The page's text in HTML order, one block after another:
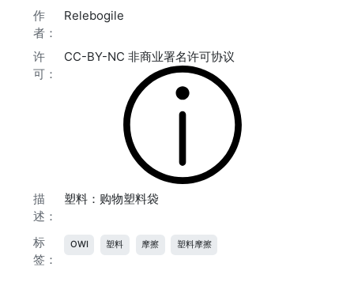
作
者：
Relebogile
许
可：
CC-BY-NC 非商业署名许可协议
描
述：
塑料：购物塑料袋
标
签：
OWI 塑料 摩擦 塑料摩擦